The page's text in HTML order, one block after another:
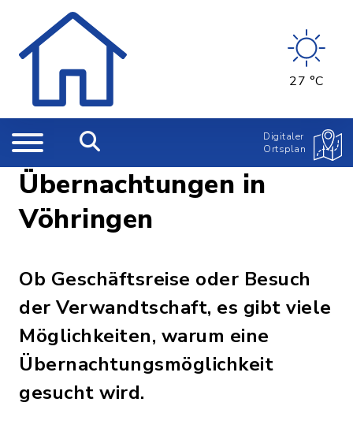
27 °C
Digitaler
Ortsplan
Übernachtungen in
Vöhringen
Ob Geschäftsreise oder Besuch
der Verwandtschaft, es gibt viele
Möglichkeiten, warum eine
Übernachtungsmöglichkeit
gesucht wird.